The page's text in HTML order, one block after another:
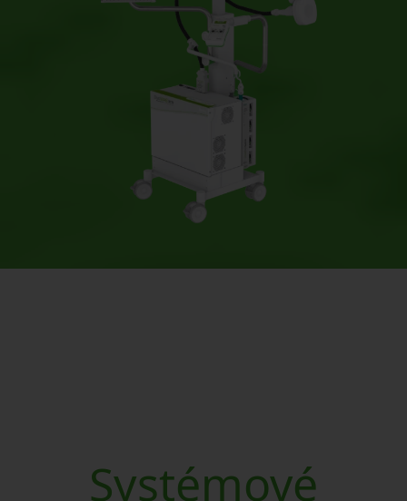
Systémové